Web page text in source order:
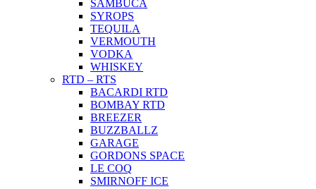
SAMBUCA
SYROPS
TEQUILA
VERMOUTH
VODKA
WHISKEY
RTD – RTS
BACARDI RTD
BOMBAY RTD
BREEZER
BUZZBALLZ
GARAGE
GORDONS SPACE
LE COQ
SMIRNOFF ICE